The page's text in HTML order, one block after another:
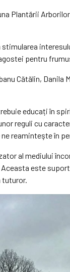
Plantării
pentru
Cătălin, Danila
educați în
reguli cu
reaminteşte în
al mediului
este
tuturor.